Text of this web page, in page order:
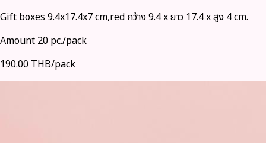
Gift boxes 9.4x17.4x7 cm,red กว้าง 9.4 x ยาว 17.4 x สูง 4 cm.
Amount 20 pc./pack
190.00 THB/pack